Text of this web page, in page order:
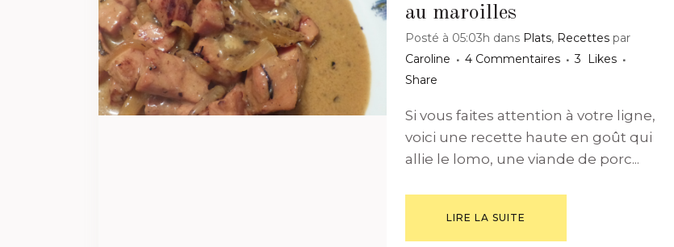
au maroilles
Posté à 05:03h dans Plats, Recettes par
Caroline
4 Commentaires 3
Likes
Share
Si vous faites attention à votre ligne,
voici une recette haute en goût qui
allie le lomo, une viande de porc...
LIRE LA SUITE